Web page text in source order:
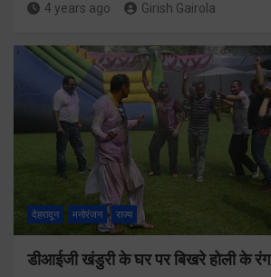
4 years ago Girish Gairola
देहरादून मनोरंजन राज्य
डीआईजी खंडुरी के घर पर बिखरे होली के रंग